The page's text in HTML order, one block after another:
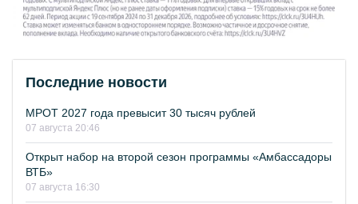
Последние новости
МРОТ 2027 года превысит 30 тысяч рублей
07 августа 20:46
Открыт набор на второй сезон программы «Амбассадоры
ВТБ»
07 августа 16:30